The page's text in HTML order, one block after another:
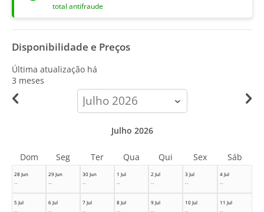
total antifraude
Disponibilidade e Preços
Última atualização há
3 meses
calendar-
month
28 Jun
--
29 Jun
--
30 Jun
--
1 Jul
--
2 Jul
--
3 Jul
--
4 Jul
--
5 Jul
6 Jul
7 Jul
8 Jul
9 Jul
10 Jul
11 Jul
Julho 2026
Dom Seg Ter Qua Qui Sex Sáb